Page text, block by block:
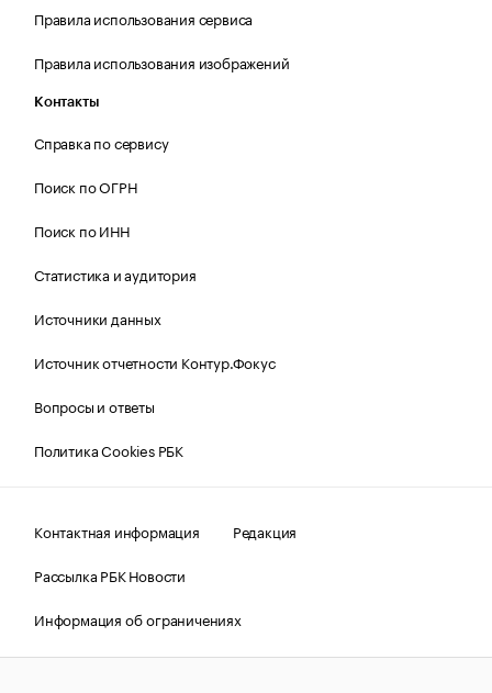
Правила использования сервиса
Правила использования изображений
Контакты
Справка по сервису
Поиск по ОГРН
Поиск по ИНН
Статистика и аудитория
Источники данных
Источник отчетности Контур.Фокус
Вопросы и ответы
Политика Cookies РБК
Контактная информация
Редакция
Рассылка РБК Новости
Информация об ограничениях
Правовая информация
О соблюдении авторских прав